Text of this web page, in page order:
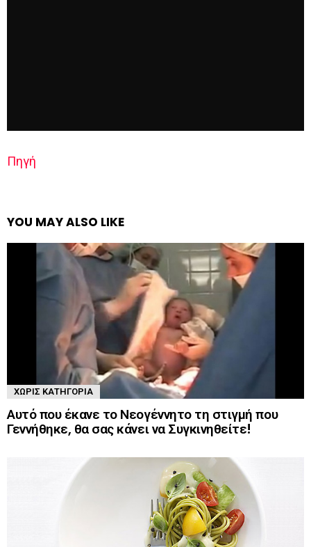
Πηγή
YOU MAY ALSO LIKE
ΧΩΡΊΣ ΚΑΤΗΓΟΡΊΑ
Αυτό που έκανε το Νεογέννητο τη στιγμή που
Γεννήθηκε, θα σας κάνει να Συγκινηθείτε!